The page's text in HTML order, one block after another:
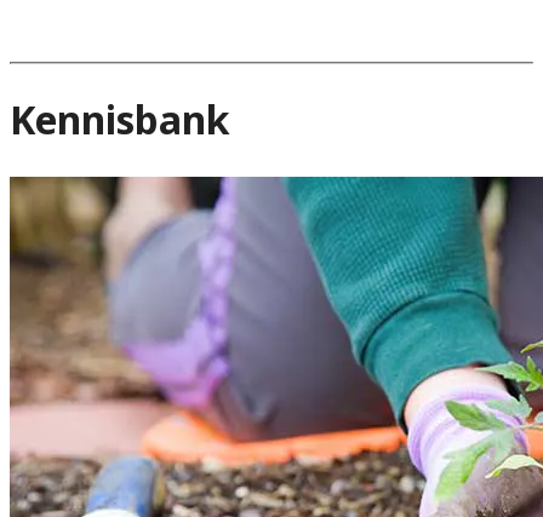
Kennisbank